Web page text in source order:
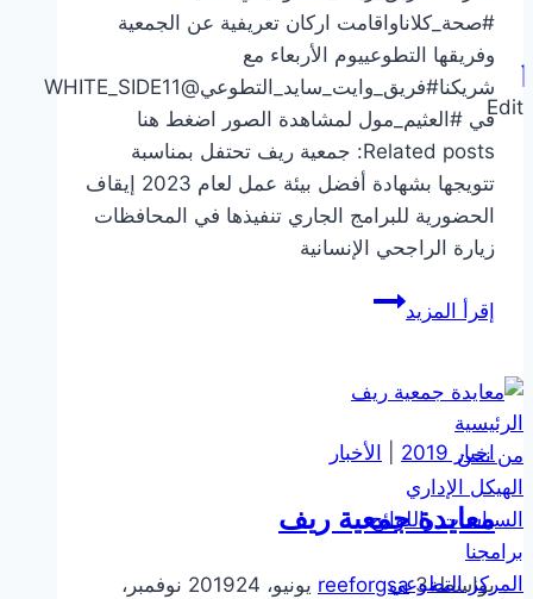
Edit
الرئيسية
من نحن
الهيكل الإداري
السياسات واللوائح
برامجنا
المركز التطوعي
#صحة_كلاناواقامت اركان تعريفية عن الجمعية
وفريقها التطوعييوم الأربعاء مع
شريكنا#فريق_وايت_سايد_التطوعي@WHITE_SIDE11
في #العثيم_مول لمشاهدة الصور اضغط هنا
Related posts: جمعية ريف تحتفل بمناسبة
تتويجها بشهادة أفضل بيئة عمل لعام 2023 إيقاف
الحضورية للبرامج الجاري تنفيذها في المحافظات
زيارة الراجحي الإنسانية
إقرأ المزيدفعالية
اخبار 2019 الأخبار
معايدة جمعية ريف
بواسطة reeforgsa 3 يونيو، 2019
24 نوفمبر،